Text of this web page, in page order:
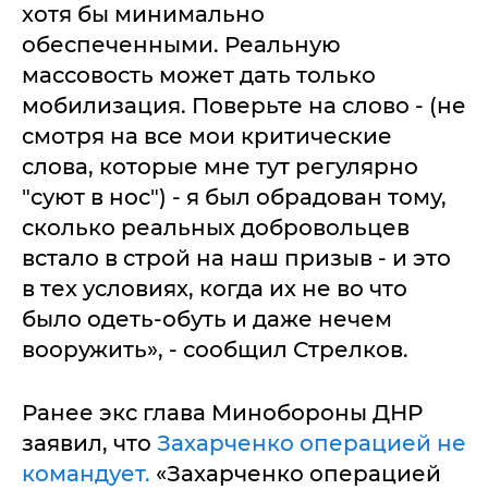
хотя бы минимально
обеспеченными. Реальную
массовость может дать только
мобилизация. Поверьте на слово - (не
смотря на все мои критические
слова, которые мне тут регулярно
"суют в нос") - я был обрадован тому,
сколько реальных добровольцев
встало в строй на наш призыв - и это
в тех условиях, когда их не во что
было одеть-обуть и даже нечем
вооружить», - сообщил Стрелков.
Ранее экс глава Минобороны ДНР
заявил, что Захарченко операцией не
командует. «Захарченко операцией